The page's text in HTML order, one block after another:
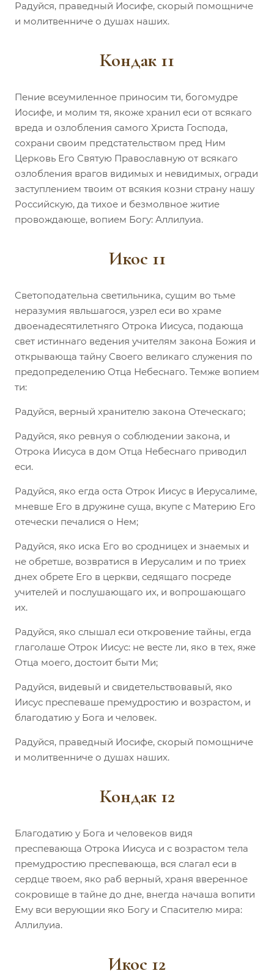
Радуйся, праведный Иосифе, скорый помощниче
и молитвенниче о душах наших.
Кондак 11
Пение всеумиленное приносим ти, богомудре
Иосифе, и молим тя, якоже хранил еси от всякаго
вреда и озлобления самого Христа Господа,
сохрани своим предстательством пред Ним
Церковь Его Святую Православную от всякаго
озлобления врагов видимых и невидимых, огради
заступлением твоим от всякия козни страну нашу
Российскую, да тихое и безмолвное житие
провождающе, вопием Богу: Аллилуиа.
Икос 11
Светоподательна светильника, сущим во тьме
неразумия явльшагося, узрел еси во храме
двоенадесятилетняго Отрока Иисуса, подающа
свет истиннаго ведения учителям закона Божия и
открывающа тайну Своего великаго служения по
предопределению Отца Нeбеснаго. Темже вопием
ти:
Радуйся, верный хранителю закона Отеческаго;
Радуйся, яко ревнуя о соблюдении закона, и
Отрока Иисуса в дом Отца Небеснаго приводил
еси.
Радуйся, яко егда оста Отрок Иисус в Иерусалиме,
мневше Его в дружине суща, вкупе с Материю Его
отечески печалися о Нем;
Радуйся, яко иска Его во сродницех и знаемых и
не обретше, возвратися в Иерусалим и по триех
днех обрете Его в церкви, седящаго посреде
учителей и послушающаго их, и вопрошающаго
их.
Радуйся, яко слышал еси откровение тайны, егда
глаголаше Отрок Иисус: не весте ли, яко в тех, яже
Отца моего, достоит быти Ми;
Радуйся, видевый и свидетельствовавый, яко
Иисус преспеваше премудростию и возрастом, и
благодатию у Бога и человек.
Радуйся, праведный Иосифе, скорый помощниче
и молитвенниче о душах наших.
Кондак 12
Благодатию у Бога и человеков видя
преспевающа Отрока Иисуса и с возрастом тела
премудростию преспевающа, вся слагал еси в
сердце твоем, яко раб верный, храня вверенное
сокровище в тайне до дне, внегда начаша вопити
Ему вси верующии яко Богу и Спасителю мира:
Аллилуиа.
Икос 12